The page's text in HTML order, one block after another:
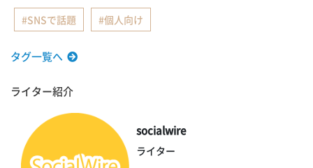
SNSで話題 個人向け
タグ一覧へ
ライター紹介
socialwire
ライター